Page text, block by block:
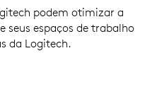
podem otimizar a
seus espaços de trabalho
da Logitech.